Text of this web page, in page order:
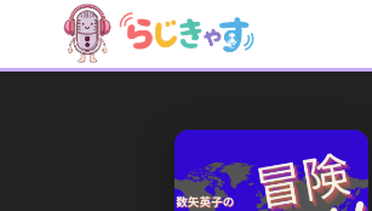
コンテンツへスキップ